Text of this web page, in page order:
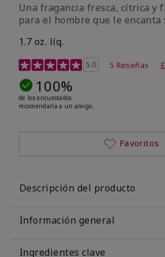
Una fragancia fresca, cítrica y
para el hombre que le
1.7 oz. líq.
Calificación de clientes de 3,4 de
5.0 5 Reseñas
100%
de los encuestados
recomendaría a un amigo.
Favoritos
Descripción del producto
Información general
Ingredientes clave